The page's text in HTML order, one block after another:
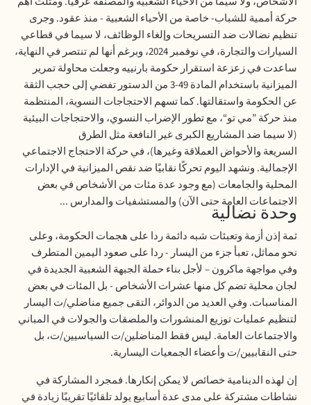
حركة أممية للشباب- خاصة من الأحياء الشعبية - منذ عقود. وجرى
تنظيم نضالات ضد التسريحات وإلغاء الوظائف، لا سيما في قطاعي
السيارات والتجارة، في نوفمبر 2024، وبرغم أنها لم تنتصر في النهاية،
ساعدت في زعزعة استقرار حكومة بارنييه وجعلت محاولة تمرير
الميزانية باستخدام المادة 49-3 من الدستور تفضي إلى حجب الثقة
عن الحكومة واستقالتها. كما تسهم الاحتجاجات النسوية، المنتظمة
منذ حركة ”مي تو“، مع تطور الإضراب النسوي، والاحتجاجات البيئية
(لا سيما ضد المشاريع الكبرى غير النافعة مثل الطرق
السريعة والأحواض العملاقة وغيرها)، في حركة الاحتجاج الاجتماعي
الإجمالية. ونشهد اليوم تحركًا نقابيًا ضد نقص الميزانية في الإدارات
المحلية والجامعات (مع وجود عدة مئات من الأشخاص في بعض
الاجتماعات العامة حتى الآن) والمستشفيات والمدارس ...
وحدة نضالية
ثمة إذن أزمة وتعبئات شبه دائمة ردا على هجمات الحكومة، وعلى
نحو مماثل، تعبأ جزء من اليسار - ردا على صعود اليمين المتطرف
وفي مواجهة ماكرون – لأجل بناء حملة الجبهة الشعبية الجديدة في
لجان محلية تضم كل منها عشرات الأشخاص - بل المئات في بعض
المناسبات. وفي العديد من الدوائر، التقى جميع مناضلي/ت اليسار
لتنظيم عمليات توزيع المنشورات والملصقات والجولات في المباني
والاجتماعات العامة. ليس فقط المناضلين/ت السياسيين/ت، بل
حتى النقابيين/ت وأعضاء الجمعيات اليسارية.
إن لهذه الدينامية خصائص لا يمكن إنكارها. فمجرد المشاركة في
نشاطات مشتركة على مدى عدة أسابيع يولد تلقائيًا تقريبًا زيادة في